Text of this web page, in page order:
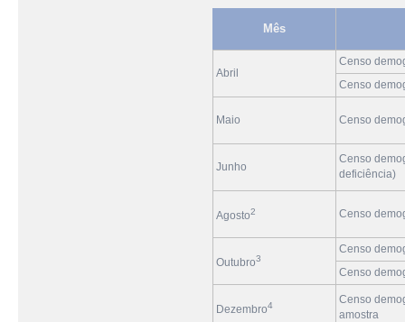
Mês
Abril
Censo
Censo
Maio Censo
Junho
Censo
deficiência)
Agosto2 Censo
Outubro3
Censo
Censo
Dezembro4
Censo
amostra